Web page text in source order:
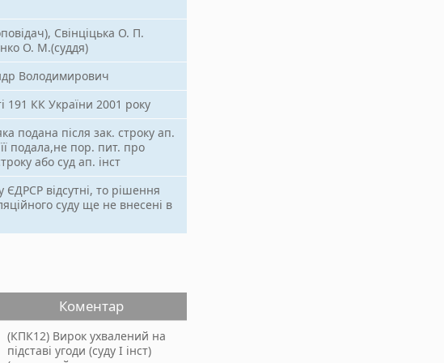
Свінціцька О. П.
О. М.(суддя)
Володимирович
191 КК України 2001 року
подана після зак. строку ап.
подала,не пор. пит. про
або суд ап. інст
відсутні, то рішення
суду ще не внесені в
Коментар
(КПК12) Вирок ухвалений на
підставі угоди (суду І інст)